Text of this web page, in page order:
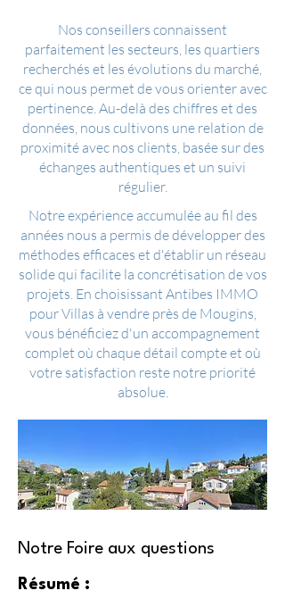
Nos conseillers connaissent
parfaitement les secteurs, les quartiers
recherchés et les évolutions du marché,
ce qui nous permet de vous orienter avec
pertinence. Au-delà des chiffres et des
données, nous cultivons une relation de
proximité avec nos clients, basée sur des
échanges authentiques et un suivi
régulier.
Notre expérience accumulée au fil des
années nous a permis de développer des
méthodes efficaces et d'établir un réseau
solide qui facilite la concrétisation de vos
projets. En choisissant Antibes IMMO
pour Villas à vendre près de Mougins,
vous bénéficiez d'un accompagnement
complet où chaque détail compte et où
votre satisfaction reste notre priorité
absolue.
Notre Foire aux questions
Résumé :